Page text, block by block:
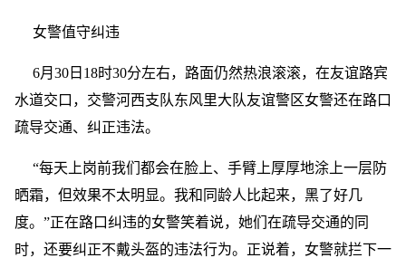
女警值守纠违
6月30日18时30分左右，路面仍然热浪滚滚，在友谊路宾
水道交口，交警河西支队东风里大队友谊警区女警还在路口
疏导交通、纠正违法。
“每天上岗前我们都会在脸上、手臂上厚厚地涂上一层防
晒霜，但效果不太明显。我和同龄人比起来，黑了好几
度。”正在路口纠违的女警笑着说，她们在疏导交通的同
时，还要纠正不戴头盔的违法行为。正说着，女警就拦下一